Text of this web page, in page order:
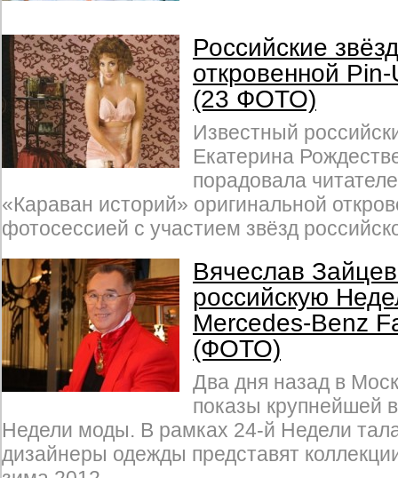
Российские
откровенной
(23 ФОТО)
Известный
Екатерина
порадовала
«Караван историй» оригинальной
фотосессией с участием звёзд
Вячеслав
российскую
Mercedes-Benz
(ФОТО)
Два дня назад в
показы крупнейшей
Недели моды. В рамках 24-й Недели
дизайнеры одежды представят